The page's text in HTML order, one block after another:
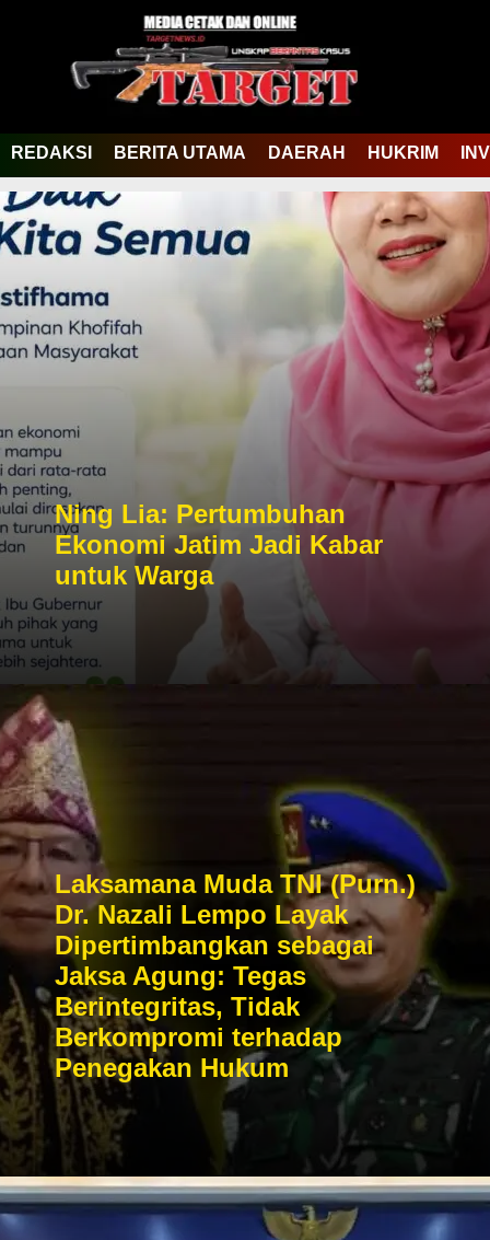
REDAKSI BERITA UTAMA DAERAH HUKRIM
Ning Lia: Pertumbuhan
Ekonomi Jatim Jadi Kabar
untuk Warga
Laksamana Muda TNI (Purn.)
Dr. Nazali Lempo Layak
Dipertimbangkan sebagai
Jaksa Agung: Tegas
Berintegritas, Tidak
Berkompromi terhadap
Penegakan Hukum